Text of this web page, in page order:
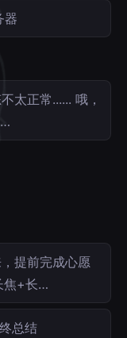
器
太正常...... 哦，
提前完成心愿
焦+长…
总结